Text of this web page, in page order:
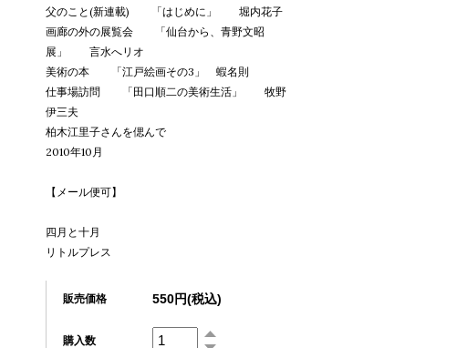
父のこと(新連載) 「はじめに」 堀内花子
画廊の外の展覧会 「仙台から、青野文昭
展」 言水へリオ
美術の本 「江戸絵画その3」 蝦名則
仕事場訪問 「田口順二の美術生活」 牧野
伊三夫
柏木江里子さんを偲んで
2010年10月
【メール便可】
四月と十月
リトルプレス
販売価格 550円(税込)
購入数